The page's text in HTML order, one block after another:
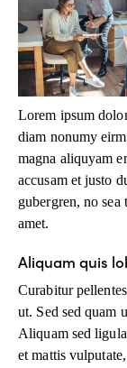
Lorem ipsum
diam nonumy
magna aliquyam
accusam et justo
gubergren, no
amet.
Aliquam quis
Curabitur
ut. Sed sed quam
Aliquam sed
et mattis